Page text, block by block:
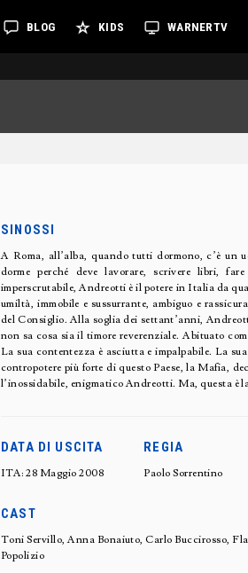
BLOG KIDS WARNERTV
SINOSSI
A Roma, all’alba, quando tutti dormono, c’è un
dorme perché deve lavorare, scrivere libri,
imperscrutabile, Andreotti è il potere in Italia da
umiltà, immobile e sussurrante, ambiguo e
del Consiglio. Alla soglia dei settant’anni,
non sa cosa sia il timore reverenziale. Abituato
La sua contentezza è asciutta e impalpabile. La
contropotere più forte di questo Paese, la Mafia,
l’inossidabile, enigmatico Andreotti. Ma, questa è
DATA DI USCITA
ITA: 28 Maggio 2008
REGIA
Paolo Sorrentino
CAST
Toni Servillo, Anna Bonaiuto, Carlo Buccirosso,
Popolizio